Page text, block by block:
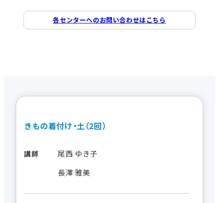
各センターへのお問い合わせはこちら
きもの着付け・土（2回）
講師
尾西 ゆき子
長澤 雅美